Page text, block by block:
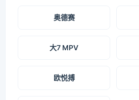
奥德赛
大7 MPV
欧悦搏